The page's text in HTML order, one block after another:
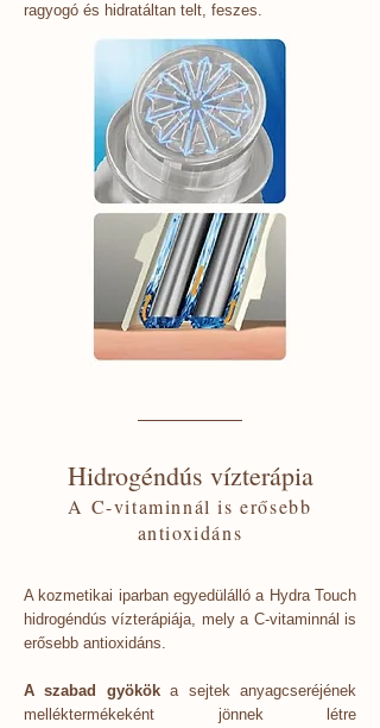
ragyogó és hidratáltan telt, feszes.
Hidrogéndús vízterápia
A C-vitaminnál is erősebb
antioxidáns
A kozmetikai iparban egyedülálló a Hydra Touch
hidrogéndús vízterápiája, mely a C-vitaminnál is
erősebb antioxidáns.
A szabad gyököka sejtek anyagcseréjének
melléktermékeként jön­nek létre